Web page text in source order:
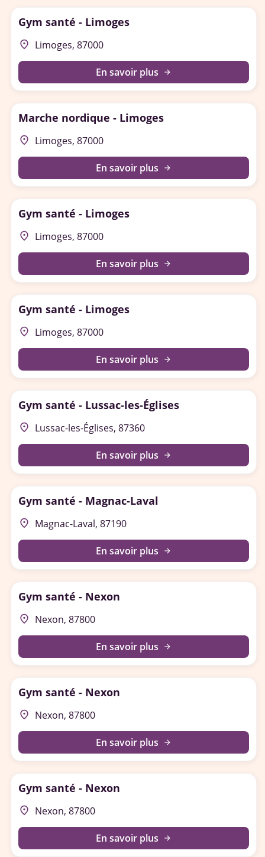
Gym santé - Limoges
place Limoges, 87000
En savoir plus arrow_forward
Marche nordique - Limoges
place Limoges, 87000
En savoir plus arrow_forward
Gym santé - Limoges
place Limoges, 87000
En savoir plus arrow_forward
Gym santé - Limoges
place Limoges, 87000
En savoir plus arrow_forward
Gym santé - Lussac-les-Églises
place Lussac-les-Églises, 87360
En savoir plus arrow_forward
Gym santé - Magnac-Laval
place Magnac-Laval, 87190
En savoir plus arrow_forward
Gym santé - Nexon
place Nexon, 87800
En savoir plus arrow_forward
Gym santé - Nexon
place Nexon, 87800
En savoir plus arrow_forward
Gym santé - Nexon
place Nexon, 87800
En savoir plus arrow_forward